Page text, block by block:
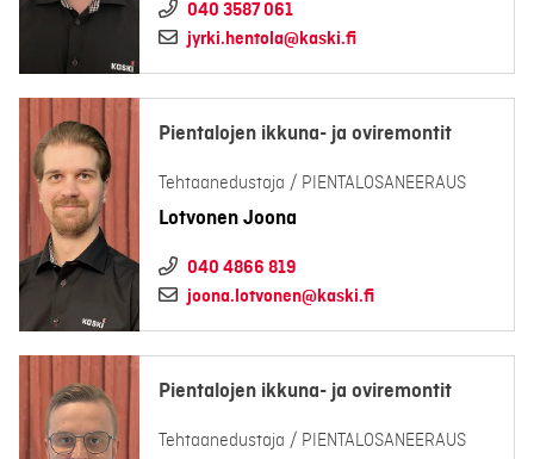
040 3587 061
jyrki.hentola@kaski.fi
Pientalojen ikkuna- ja oviremontit
Tehtaanedustaja / PIENTALOSANEERAUS
Lotvonen Joona
040 4866 819
joona.lotvonen@kaski.fi
Pientalojen ikkuna- ja oviremontit
Tehtaanedustaja / PIENTALOSANEERAUS